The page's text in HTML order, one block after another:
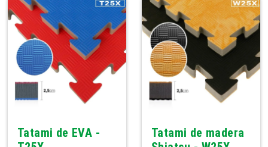
Tatami de EVA -
Tatami de madera